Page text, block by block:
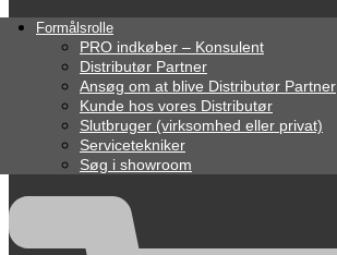
Formålsrolle
PRO indkøber – Konsulent
Distributør Partner
Ansøg om at blive Distributør Partner
Kunde hos vores Distributør
Slutbruger (virksomhed eller privat)
Servicetekniker
Søg i showroom